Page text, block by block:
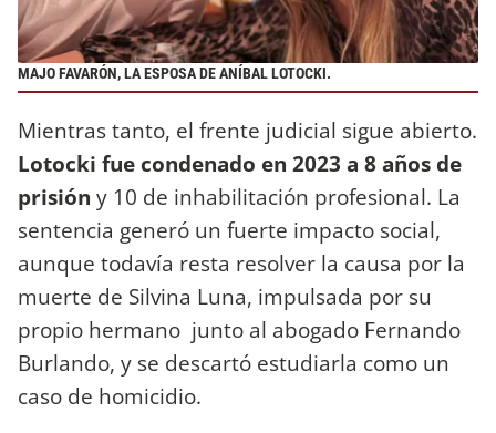
MAJO FAVARÓN, LA ESPOSA DE ANÍBAL LOTOCKI.
Mientras tanto, el frente judicial sigue abierto.
Lotocki fue condenado en 2023 a 8 años de
prisión y 10 de inhabilitación profesional. La
sentencia generó un fuerte impacto social,
aunque todavía resta resolver la causa por la
muerte de Silvina Luna, impulsada por su
propio hermano junto al abogado Fernando
Burlando, y se descartó estudiarla como un
caso de homicidio.